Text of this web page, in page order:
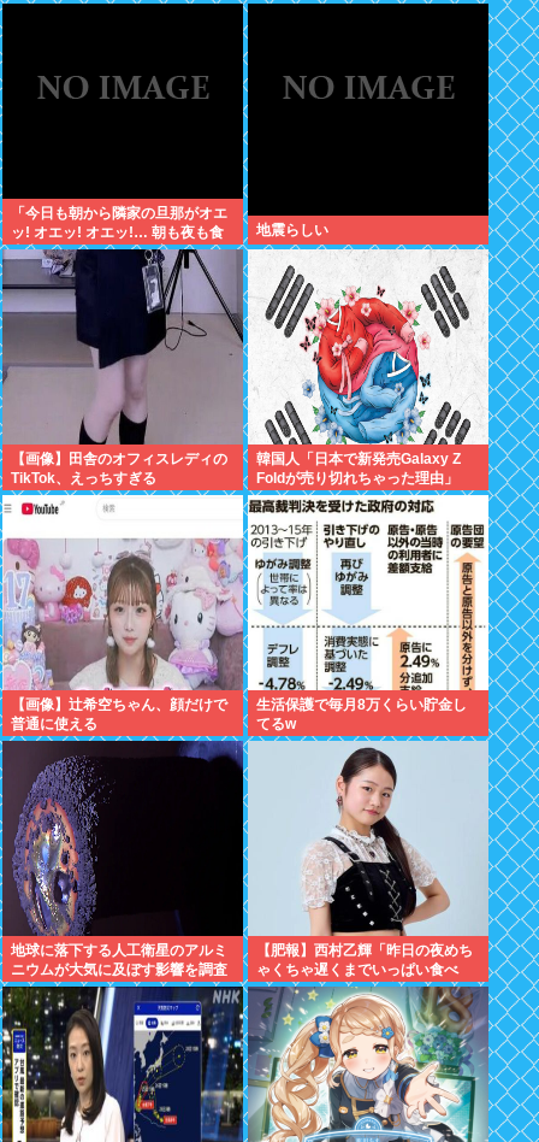
いんだああああ」←いや犯罪だか
「今日も朝から隣家の旦那がオエ
ッ! オエッ! オエッ!… 朝も夜も食
事中もかなりえづきの音がして不
愉快な1日が始まります…」
地震らしい
【画像】田舎のオフィスレディの
TikTok、えっちすぎる
韓国人「日本で新発売Galaxy Z
Foldが売り切れちゃった理由」
【画像】辻希空ちゃん、顔だけで
普通に使える
生活保護で毎月8万くらい貯金し
てるw
地球に落下する人工衛星のアルミ
ニウムが大気に及ぼす影響を調査
【肥報】西村乙輝「昨日の夜めち
ゃくちゃ遅くまでいっぱい食べ
た。今日もいっぱい食べてやる」